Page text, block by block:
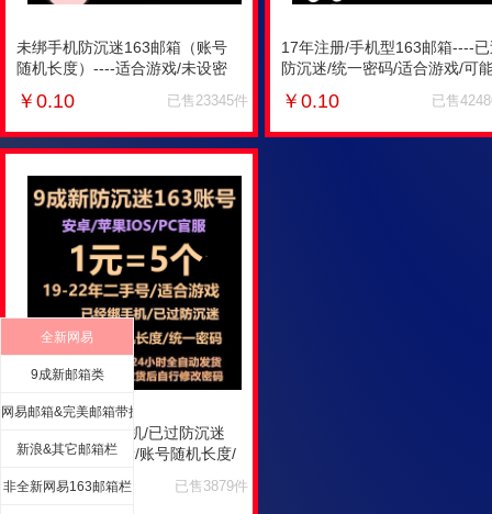
全新网易
9成新邮箱类
网易邮箱&完美邮箱带授权码栏
新浪&其它邮箱栏
非全新网易163邮箱栏
未绑手机防沉迷163邮箱（账号
随机长度）----适合游戏/未设密
二手账号（做过部分项目，自主
少量测试是否做过你需要做的项
目）
￥ 0.10 已售23345件
17年注册/手机型163邮箱----
防沉迷/统一密码/适合游戏/可
（做过部分项目，自主少量测
是否做过你需要做的项目）
￥0.10 已售
密码相同/已绑手机/已过防沉迷
163邮箱----9成新/账号随机长度/
个
￥0.20 已售3879件